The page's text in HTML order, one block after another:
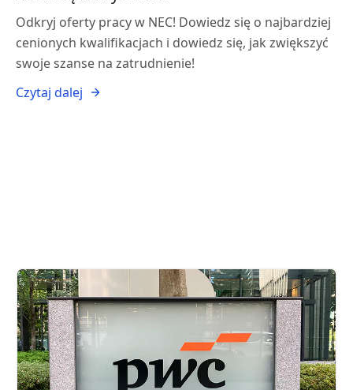
Odkryj oferty pracy w NEC! Dowiedz się o najbardziej
cenionych kwalifikacjach i dowiedz się, jak zwiększyć
swoje szanse na zatrudnienie!
Czytaj dalej